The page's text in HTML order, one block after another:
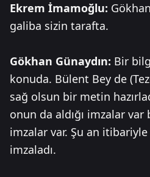
Ekrem İmamoğlu:
galiba sizin tarafta.
Gökhan Günaydın: Bir
konuda. Bülent Bey de
sağ olsun bir metin
onun da aldığı imzalar var
imzalar var. Şu an
imzaladı.